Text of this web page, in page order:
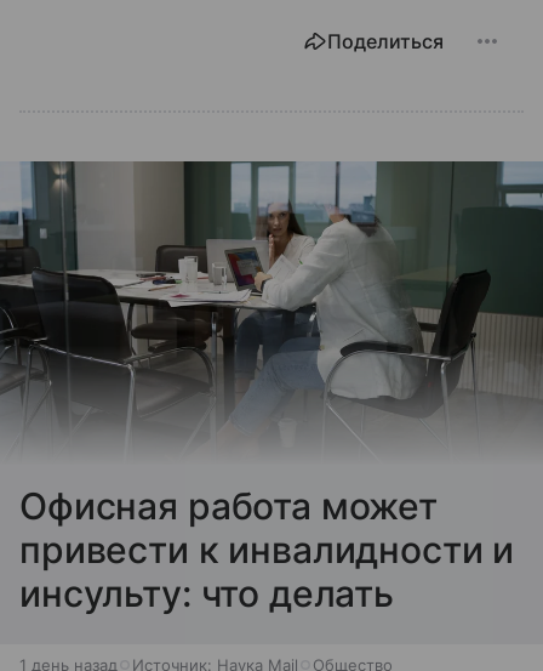
Поделиться
Офисная работа может
привести к инвалидности и
инсульту: что делать
1 день назад Источник: Наука Mail Общество